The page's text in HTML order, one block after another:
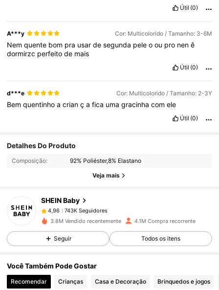
Útil (0)
A***y Cor: Multicolorido / Tamanho: 3-6M
Nemquente bom pra usardesegunda peleoou pro nenê
dormirzc perfeitode mais
Útil (0)
d***e Cor: Multicolorido / Tamanho: 2-3Y
Bemquentinhoacriançafica umagracinhacomele
Útil (0)
Detalhes Do Produto
Composição: 92% Poliéster,8% Elastano
Veja mais
SHEIN Baby
4,96
743K Seguidores
5***1pago1 dia atrás
4,96 743K Seguidores
4,96 743K Seguidores
3.8M Vendido recentemente 4.1M Compra recorrente
Seguir Todos os itens
Você Também Pode Gostar
Recomendar Crianças Casa e Decoração Brinquedos e jogos